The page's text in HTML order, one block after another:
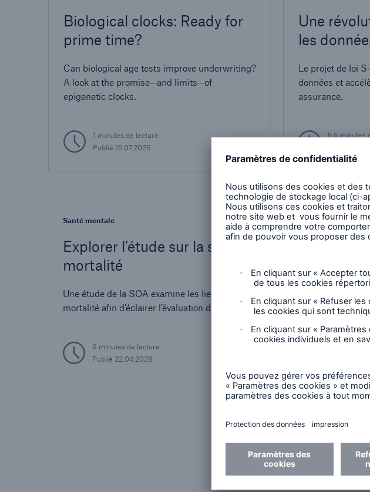
Biological clocks: Ready for
prime time?
Can biological age tests improve underwriting?
A look at the promise—and limits—of
epigenetic clocks.
1 minutes de lecture
Publié 15.07.2026
Une
les
Le projet de loi
données et
assurance.
5,5 minutes
Santé mentale
Explorer l’étude sur la santé mentale et la
mortalité
Une étude de la SOA examine les liens entre la santé mentale, le suicide et la
mortalité afin d’éclairer l’évaluation du risque en assurance.
6 minutes de lecture
Publié 22.04.2026